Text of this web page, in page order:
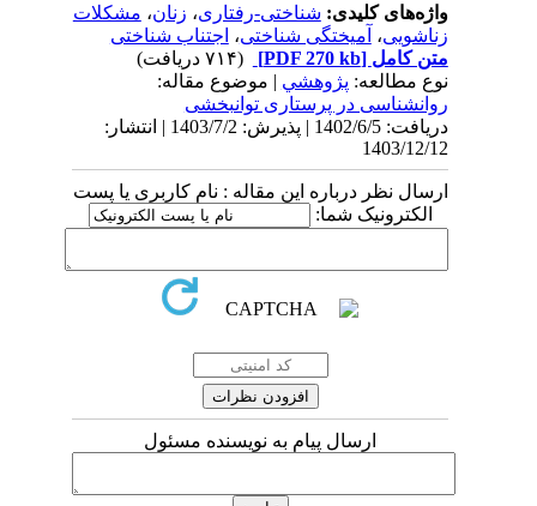
واژه‌های کلیدی:شناختی-رفتاری،زنان،مشکلات
زناشویی،آمیختگی شناختی،اجتناب شناختی
متن کامل[PDF 270 kb]
نوع مطالعه:پژوهشي| موضوع مقاله:
روانشناسی در پرستاری توانبخشی
دریافت: 1402/6/5 | پذیرش: 1403/7/2 | انتشار:
1403/12/12
ارسال نظر درباره این مقاله : نام کاربری یا پست
الکترونیک شما:
ارسال پیام به نویسنده مسئول